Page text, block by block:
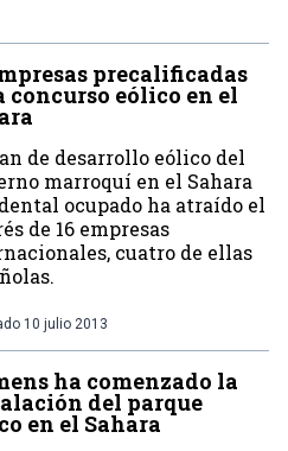
precalificadas
concurso eólico en el
de desarrollo eólico del
marroquí en el Sahara
ocupado ha atraído el
de 16 empresas
cuatro de ellas
10 julio 2013
ha comenzado la
del parque
en el Sahara